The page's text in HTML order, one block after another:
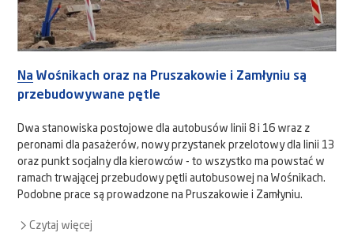
Na Wośnikach oraz na Pruszakowie i Zamłyniu są
przebudowywane pętle
Dwa stanowiska postojowe dla autobusów linii 8 i 16 wraz z
peronami dla pasażerów, nowy przystanek przelotowy dla linii 13
oraz punkt socjalny dla kierowców - to wszystko ma powstać w
ramach trwającej przebudowy pętli autobusowej na Wośnikach.
Podobne prace są prowadzone na Pruszakowie i Zamłyniu.
Czytaj więcej